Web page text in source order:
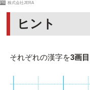
PR 株式会社JERA
ヒント
それぞれの漢字を3画